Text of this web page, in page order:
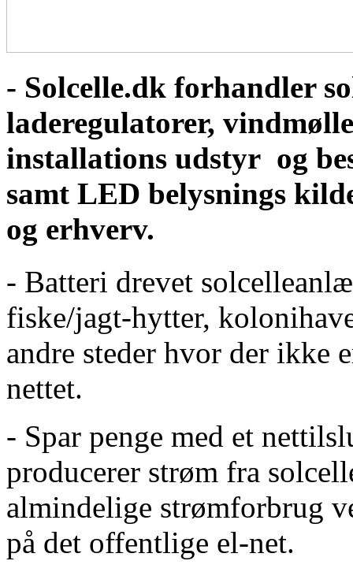
- Solcelle.dk forhandler
laderegulatorer,
installations udstyr og
samt LED belysnings
og erhverv.
- Batteri drevet
fiske/jagt-hytter,
andre steder hvor der ikke
nettet.
- Spar penge med et
producerer strøm fra
almindelige strømforbrug
på det offentlige el-net.